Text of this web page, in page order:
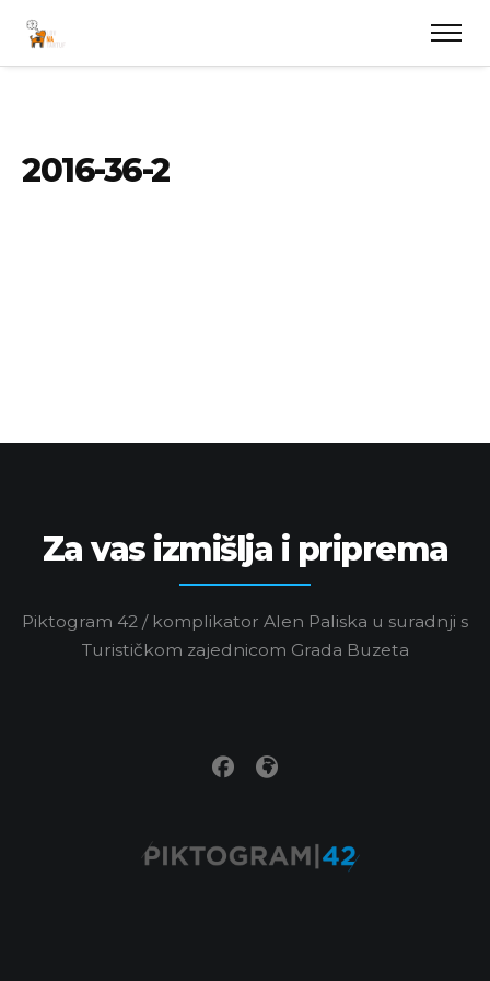
2016-36-2
Za vas izmišlja i priprema
Piktogram 42 / komplikator Alen Paliska u suradnji s
Turističkom zajednicom Grada Buzeta